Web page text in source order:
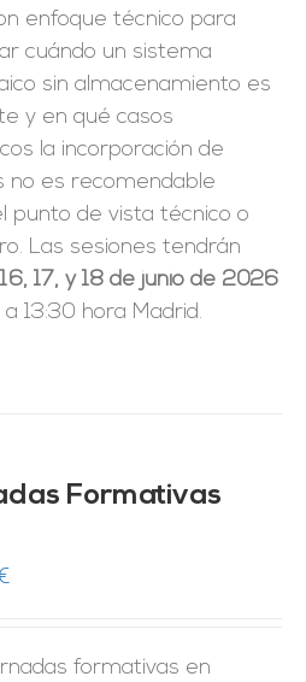
enfoque técnico para
cuándo un sistema
sin almacenamiento es
y en qué casos
la incorporación de
no es recomendable
punto de vista técnico o
Las sesiones tendrán
16, 17, y 18 de junio de 2026
13:30 hora Madrid.
Formativas
formativas en